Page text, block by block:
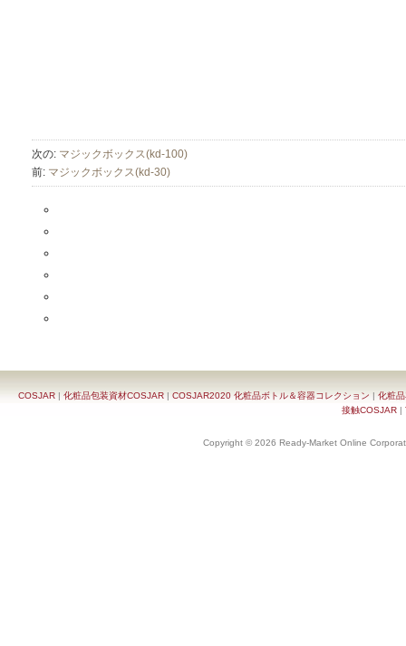
次の: マジックボックス(kd-100)
前: マジックボックス(kd-30)
COSJAR | 化粧品包装資材COSJAR | COSJAR2020 化粧品ボトル＆容器コレクション | 化粧
接触COSJAR|
Copyright © 2026 Ready-Market Online